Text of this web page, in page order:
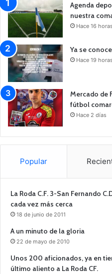
Agenda
nuestra
Hace 16 horas
Ya se
Hace 19 horas
Mercado de
fútbol
Hace 2 días
Popular
La Roda C.F. 3-San Fernando
cada vez más cerca
18 de junio de 2011
A un minuto de la gloria
22 de mayo de 2010
Unos 200 aficionados, ya en
último aliento a La Roda CF.